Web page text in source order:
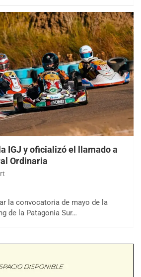
IGJ y oficializó el llamado a
Ordinaria
la convocatoria de mayo de la
de la Patagonia Sur…